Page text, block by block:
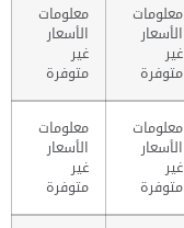
معلومات
الأسعار
غير
متوفرة
معلومات
الأسعار
غير
متوفرة
معلومات
الأسعار
غير
متوفرة
معلومات
الأسعار
غير
متوفرة